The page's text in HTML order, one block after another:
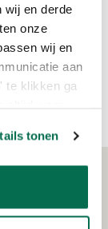
wij en derde
onze
wij en
aan
te klikken ga
tonen
graag met het